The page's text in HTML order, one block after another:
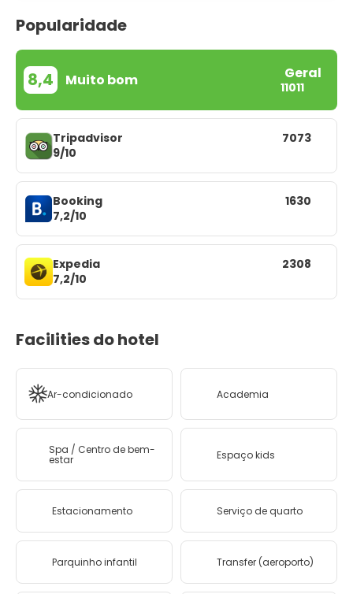
Popularidade
8,4 Muito bom Geral
11011
Tripadvisor
9/10
7073
Booking
7,2/10
1630
Expedia
7,2/10
2308
Facilities do hotel
Ar-condicionado Academia
Spa / Centro de bem-
estar Espaço kids
Estacionamento Serviço de quarto
Parquinho infantil Transfer (aeroporto)